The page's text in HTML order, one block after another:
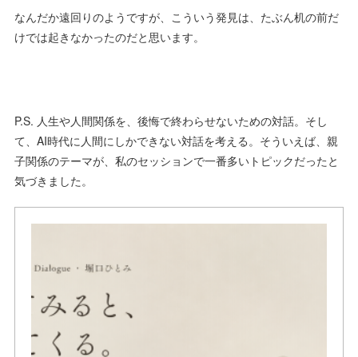
なんだか遠回りのようですが、こういう発見は、たぶん机の前だ
けでは起きなかったのだと思います。
P.S. 人生や人間関係を、後悔で終わらせないための対話。そし
て、AI時代に人間にしかできない対話を考える。そういえば、親
子関係のテーマが、私のセッションで一番多いトピックだったと
気づきました。